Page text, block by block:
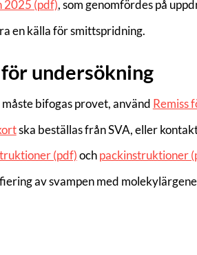
2025 (pdf), som genomfördes på
en källa för smittspridning.
undersökning
bifogas provet, använd Remiss
ska beställas från SVA, eller
(pdf)ochpackinstruktioner
av svampen med